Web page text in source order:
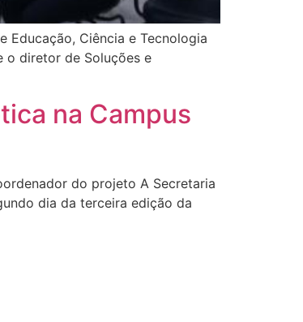
Educação, Ciência e Tecnologia
o diretor de Soluções e
na Campus
do projeto A Secretaria
dia da terceira edição da